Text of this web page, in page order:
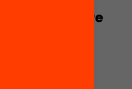
de desembre
carta de